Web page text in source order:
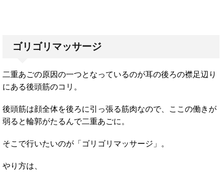
ゴリゴリマッサージ
二重あごの原因の一つとなっているのが耳の後ろの襟足辺り
にある後頭筋のコリ。
後頭筋は顔全体を後ろに引っ張る筋肉なので、ここの働きが
弱ると輪郭がたるんで二重あごに。
そこで行いたいのが「ゴリゴリマッサージ」。
やり方は、